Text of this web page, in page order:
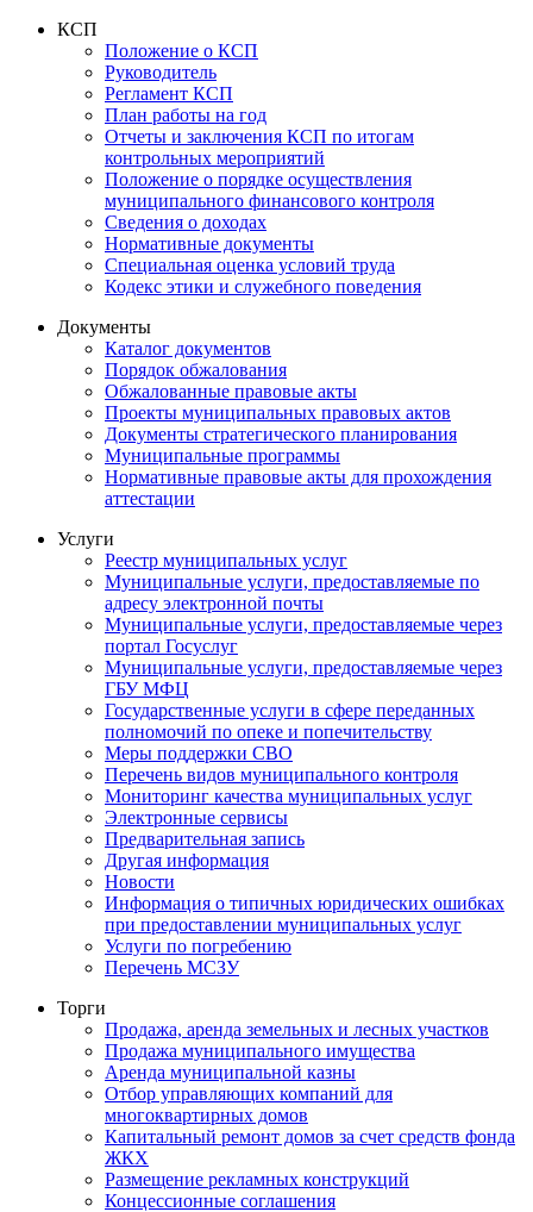
КСП
Положение о КСП
Руководитель
Регламент КСП
План работы на год
Отчеты и заключения КСП по итогам
контрольных мероприятий
Положение о порядке осуществления
муниципального финансового контроля
Сведения о доходах
Нормативные документы
Специальная оценка условий труда
Кодекс этики и служебного поведения
Документы
Каталог документов
Порядок обжалования
Обжалованные правовые акты
Проекты муниципальных правовых актов
Документы стратегического планирования
Муниципальные программы
Нормативные правовые акты для прохождения
аттестации
Услуги
Реестр муниципальных услуг
Муниципальные услуги, предоставляемые по
адресу электронной почты
Муниципальные услуги, предоставляемые через
портал Госуслуг
Муниципальные услуги, предоставляемые через
ГБУ МФЦ
Государственные услуги в сфере переданных
полномочий по опеке и попечительству
Меры поддержки СВО
Перечень видов муниципального контроля
Мониторинг качества муниципальных услуг
Электронные сервисы
Предварительная запись
Другая информация
Новости
Информация о типичных юридических ошибках
при предоставлении муниципальных услуг
Услуги по погребению
Перечень МСЗУ
Торги
Продажа, аренда земельных и лесных участков
Продажа муниципального имущества
Аренда муниципальной казны
Отбор управляющих компаний для
многоквартирных домов
Капитальный ремонт домов за счет средств фонда
ЖКХ
Размещение рекламных конструкций
Концессионные соглашения